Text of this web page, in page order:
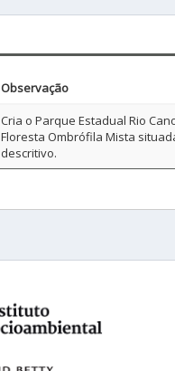
Observação
Cria o Parque Estadual Rio
Floresta Ombrófila Mista
descritivo.